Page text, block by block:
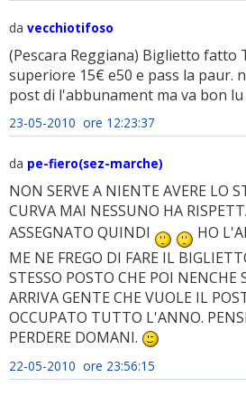
da vecchiotifoso
(Pescara Reggiana) Biglietto fatto
superiore 15€ e50 e pass la paur.
post di l'abbunament ma va bon
23-05-2010 ore 12:23:37
da pe-fiero(sez-marche)
NON SERVE A NIENTE AVERE LO
CURVA MAI NESSUNO HA
ASSEGNATO QUINDI
HO
ME NE FREGO DI FARE IL
STESSO POSTO CHE POI NENCHE
ARRIVA GENTE CHE VUOLE IL
OCCUPATO TUTTO L'ANNO.
PERDERE DOMANI.
22-05-2010 ore 23:56:15